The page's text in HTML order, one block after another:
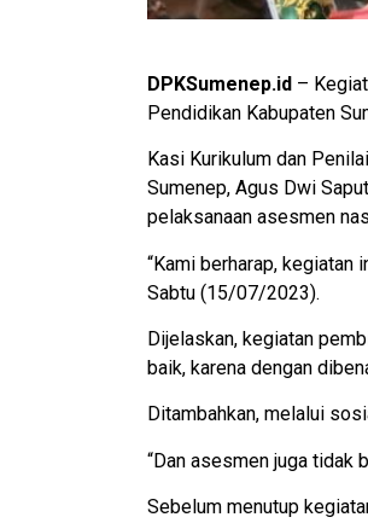
DPKSumenep.id –
Pendidikan Kabupaten
Kasi Kurikulum dan
Sumenep, Agus Dwi
pelaksanaan asesmen
“Kami berharap, kegiatan
Sabtu (15/07/2023).
Dijelaskan, kegiatan
baik, karena dengan
Ditambahkan, melalui
“Dan asesmen juga tidak
Sebelum menutup